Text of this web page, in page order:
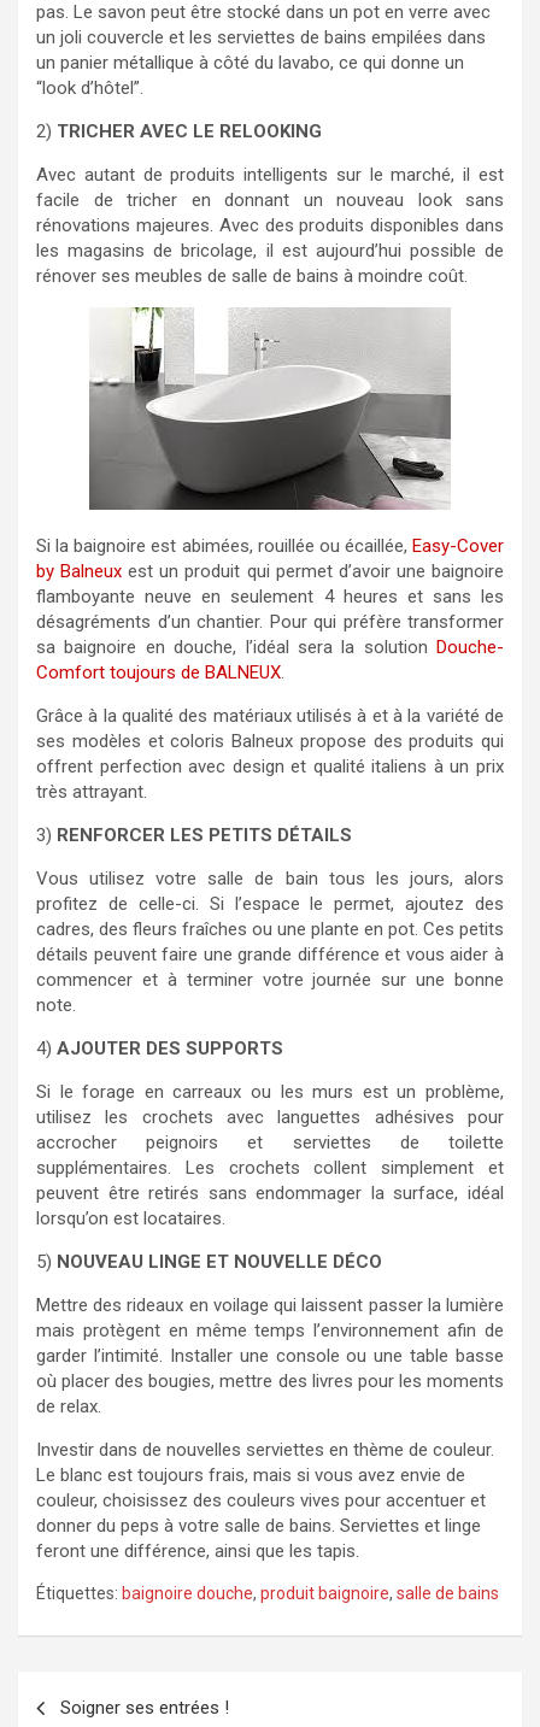
pas. Le savon peut être stocké dans un pot en verre avec
un joli couvercle et les serviettes de bains empilées dans
un panier métallique à côté du lavabo, ce qui donne un
“look d’hôtel”.
2) TRICHER AVEC LE RELOOKING
Avec autant de produits intelligents sur le marché, il est
facile de tricher en donnant un nouveau look sans
rénovations majeures. Avec des produits disponibles dans
les magasins de bricolage, il est aujourd’hui possible de
rénover ses meubles de salle de bains à moindre coût.
Si la baignoire est abimées, rouillée ou écaillée, Easy-Cover
by Balneux est un produit qui permet d’avoir une baignoire
flamboyante neuve en seulement 4 heures et sans les
désagréments d’un chantier. Pour qui préfère transformer
sa baignoire en douche, l’idéal sera la solution Douche-
Comfort toujours de BALNEUX.
Grâce à la qualité des matériaux utilisés à et à la variété de
ses modèles et coloris Balneux propose des produits qui
offrent perfection avec design et qualité italiens à un prix
très attrayant.
3) RENFORCER LES PETITS DÉTAILS
Vous utilisez votre salle de bain tous les jours, alors
profitez de celle-ci. Si l’espace le permet, ajoutez des
cadres, des fleurs fraîches ou une plante en pot. Ces petits
détails peuvent faire une grande différence et vous aider à
commencer et à terminer votre journée sur une bonne
note.
4) AJOUTER DES SUPPORTS
Si le forage en carreaux ou les murs est un problème,
utilisez les crochets avec languettes adhésives pour
accrocher peignoirs et serviettes de toilette
supplémentaires. Les crochets collent simplement et
peuvent être retirés sans endommager la surface, idéal
lorsqu’on est locataires.
5) NOUVEAU LINGE ET NOUVELLE DÉCO
Mettre des rideaux en voilage qui laissent passer la lumière
mais protègent en même temps l’environnement afin de
garder l’intimité. Installer une console ou une table basse
où placer des bougies, mettre des livres pour les moments
de relax.
Investir dans de nouvelles serviettes en thème de couleur.
Le blanc est toujours frais, mais si vous avez envie de
couleur, choisissez des couleurs vives pour accentuer et
donner du peps à votre salle de bains. Serviettes et linge
feront une différence, ainsi que les tapis.
Étiquettes: baignoire douche, produit baignoire, salle de bains
Soigner ses entrées !